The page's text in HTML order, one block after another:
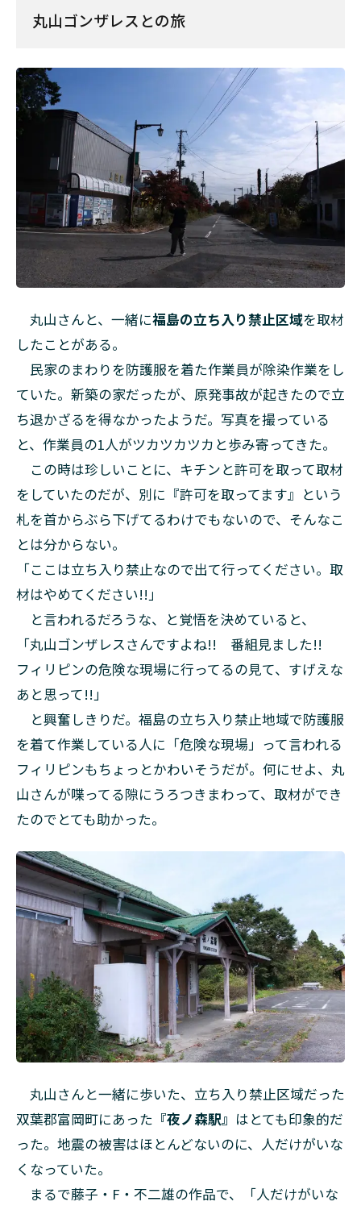
丸山ゴンザレスとの旅
丸山さんと、一緒に福島の立ち入り禁止区域を取材
したことがある。
民家のまわりを防護服を着た作業員が除染作業をし
ていた。新築の家だったが、原発事故が起きたので立
ち退かざるを得なかったようだ。写真を撮っている
と、作業員の1人がツカツカツカと歩み寄ってきた。
この時は珍しいことに、キチンと許可を取って取材
をしていたのだが、別に『許可を取ってます』という
札を首からぶら下げてるわけでもないので、そんなこ
とは分からない。
「ここは立ち入り禁止なので出て行ってください。取
材はやめてください!!」
と言われるだろうな、と覚悟を決めていると、
「丸山ゴンザレスさんですよね!! 番組見ました!!
フィリピンの危険な現場に行ってるの見て、すげえな
あと思って!!」
と興奮しきりだ。福島の立ち入り禁止地域で防護服
を着て作業している人に「危険な現場」って言われる
フィリピンもちょっとかわいそうだが。何にせよ、丸
山さんが喋ってる隙にうろつきまわって、取材ができ
たのでとても助かった。
丸山さんと一緒に歩いた、立ち入り禁止区域だった
双葉郡富岡町にあった 『夜ノ森駅』 はとても印象的だ
った。地震の被害はほとんどないのに、人だけがいな
くなっていた。
まるで藤子・F・不二雄の作品で、「人だけがいな